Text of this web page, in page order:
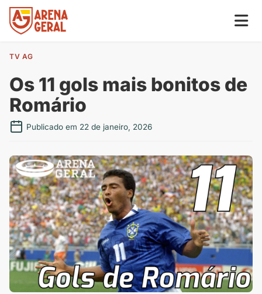
TV AG
Os 11 gols mais bonitos de
Romário
Publicado em 22 de janeiro, 2026